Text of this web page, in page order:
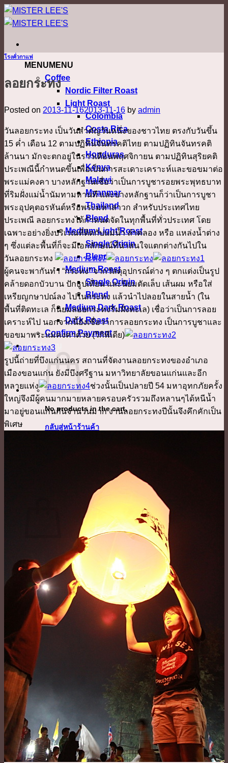
ข้าม
ไป
เนื้อหา
MENU MENU
Coffee
Nordic Filter Roast
Light Roast
Colombia
Costa Rica
Ethiopia
Honduras
Kenya
Malawi
Myanmar
Thailand
Blend
Medium Light Roast
Single Origin
Blend
Medium Roast
Single Origin
Blend
Medium Dark Roast
Dark Roast
Confirm Payment
เข้าสู่ระบบ
No products in the cart.
กลับสู่หน้าร้านค้า
No products in the cart.
กลับสู่หน้าร้านค้า
โรงคั่วกาแฟ
ลอยกระทง
Posted on 2013-11-162013-11-16 by admin
วันลอยกระทง เป็นวันสำคัญวันหนึ่งของชาวไทย ตรงกับวันขึ้น
15 ค่ำ เดือน 12 ตามปฏิทินจันทรคติไทย ตามปฏิทินจันทรคติ
ล้านนา มักจะตกอยู่ในราวเดือนพฤศจิกายน ตามปฏิทินสุริยคติ
ประเพณีนี้กำหนดขึ้นเพื่อเป็นการสะเดาะเคราะห์และขอขมาต่อ
พระแม่คงคา บางหลักฐานเชื่อว่าเป็นการบูชารอยพระพุทธบาท
ที่ริมฝั่งแม่น้ำนัมทามหานที และบางหลักฐานก็ว่าเป็นการบูชา
พระอุปคุตอรหันต์หรือพระมหาสาวก สำหรับประเทศไทย
ประเพณี ลอยกระทงได้กำหนดจัดในทุกพื้นที่ทั่วประเทศ โดย
เฉพาะอย่างยิ่งบริเวณที่ติดกับแม่น้ำ ลำคลอง หรือ แหล่งน้ำต่าง
ๆ ซึ่งแต่ละพื้นที่ก็จะมีเอกลักษณ์ที่น่าสนใจแตกต่างกันไปใน
วันลอยกระทง
ผู้คนจะพากันทำ “กระทง” จากวัสดุอุปกรณ์ต่าง ๆ ตกแต่งเป็นรูป
คล้ายดอกบัวบาน ปักธูปเทียน และนิยมตัดเล็บ เส้นผม หรือใส่
เหรียญกษาปณ์ลง ไปในกระทง แล้วนำไปลอยในสายน้ำ (ใน
พื้นที่ติดทะเล ก็นิยมลอยกระทงริมฝั่งทะเล) เชื่อว่าเป็นการลอย
เคราะห์ไป นอกจากนี้ยังเชื่อว่าการลอยกระทง เป็นการบูชาและ
ขอขมาพระแม่คงคาด้วย (วิกิพีเดีย)
รูปนี้ถ่ายที่บึงแก่นนคร สถานที่จัดงานลอยกระทงของอำเภอ
เมืองขอนแก่น ยังมีบึงศรีฐาน มหาวิทยาลัยขอนแก่นและอีก
หลายแห่ง
ช่วงนั้นเป็นปลายปี 54 มหาอุทกภัยครั้ง
ใหญ่จึงมีผู้คนมากมายหลายครอบครัวรวมถึงหลานๆได้หนีน้ำ
มาอยู่ขอนแก่นกันจำนวนมาก งานลอยกระทงปีนั้นจึงคึกคักเป็น
พิเศษ